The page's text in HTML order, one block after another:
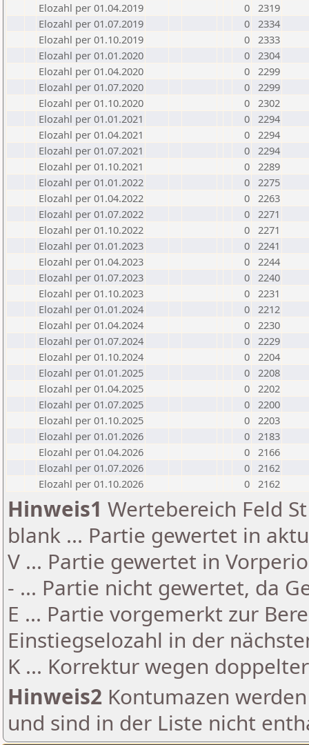
Elozahl per 01.04.2019
0 2319
Elozahl per 01.07.2019
0 2334
Elozahl per 01.10.2019
0 2333
Elozahl per 01.01.2020
0 2304
Elozahl per 01.04.2020
0 2299
Elozahl per 01.07.2020
0 2299
Elozahl per 01.10.2020
0 2302
Elozahl per 01.01.2021
0 2294
Elozahl per 01.04.2021
0 2294
Elozahl per 01.07.2021
0 2294
Elozahl per 01.10.2021
0 2289
Elozahl per 01.01.2022
0 2275
Elozahl per 01.04.2022
0 2263
Elozahl per 01.07.2022
0 2271
Elozahl per 01.10.2022
0 2271
Elozahl per 01.01.2023
0 2241
Elozahl per 01.04.2023
0 2244
Elozahl per 01.07.2023
0 2240
Elozahl per 01.10.2023
0 2231
Elozahl per 01.01.2024
0 2212
Elozahl per 01.04.2024
0 2230
Elozahl per 01.07.2024
0 2229
Elozahl per 01.10.2024
0 2204
Elozahl per 01.01.2025
0 2208
Elozahl per 01.04.2025
0 2202
Elozahl per 01.07.2025
0 2200
Elozahl per 01.10.2025
0 2203
Elozahl per 01.01.2026
0 2183
Elozahl per 01.04.2026
0 2166
Elozahl per 01.07.2026
0 2162
Elozahl per 01.10.2026
0 2162
Hinweis1 Wertebereich Feld
blank ... Partie gewertet in
V ... Partie gewertet in
- ... Partie nicht gewertet, da
E ... Partie vorgemerkt zur
Einstiegselozahl in der
K ... Korrektur wegen
Hinweis2 Kontumazen
und sind in der Liste nicht